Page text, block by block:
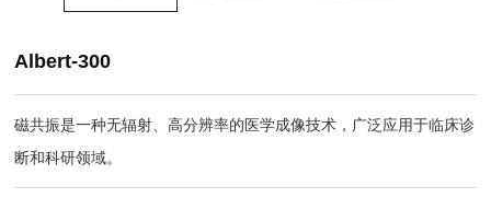
Albert-300
磁共振是一种无辐射、高分辨率的医学成像技术，广泛应用于临床诊
断和科研领域。